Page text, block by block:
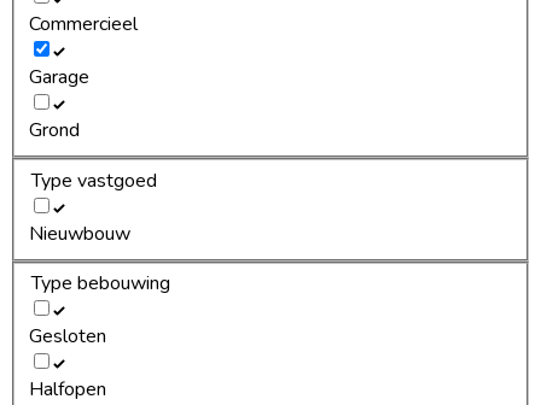
Commercieel
Garage
Grond
Type vastgoed
Nieuwbouw
Type bebouwing
Gesloten
Halfopen